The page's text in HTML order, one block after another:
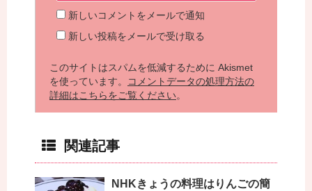
新しいコメントをメールで通知
新しい投稿をメールで受け取る
このサイトはスパムを低減するために Akismet
を使っています。
コメントデータの処理方法の
詳細はこちらをご覧ください。
関連記事
NHKきょうの料理はりんごの簡